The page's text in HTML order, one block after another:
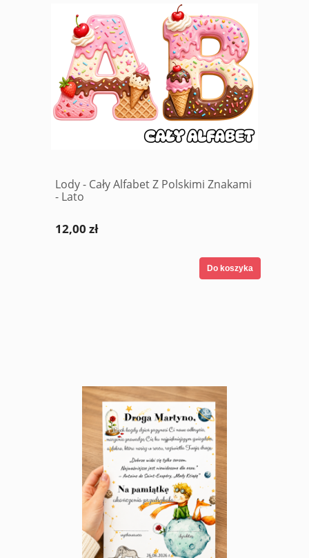
Lody - Cały Alfabet Z Polskimi Znakami
- Lato
12,00 zł
Do koszyka